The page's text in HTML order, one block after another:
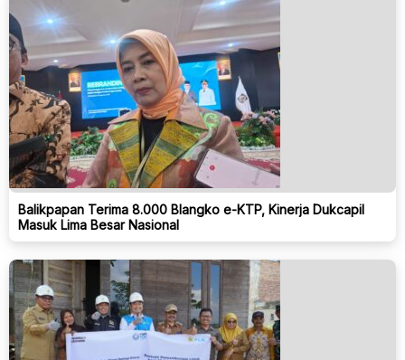
Balikpapan Terima 8.000 Blangko e-KTP, Kinerja Dukcapil
Masuk Lima Besar Nasional